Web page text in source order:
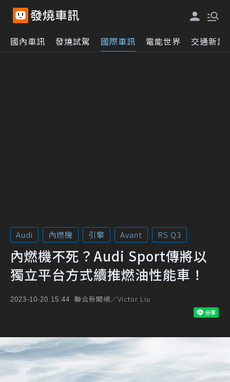
國內車訊 發燒試駕 國際車訊 電能世界 交通新訊
Audi 內燃機 引擎 Avant RS Q3
內燃機不死？Audi Sport傳將以
獨立平台方式續推燃油性能車！
2023-10-20 15:44 聯合新聞網／Victor Liu